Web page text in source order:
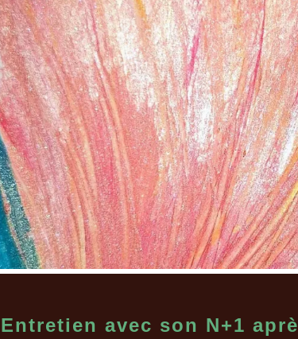
Entretien avec son N+1